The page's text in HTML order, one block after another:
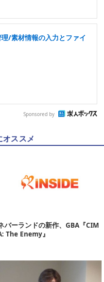
/素材情報の入力とファイ
Sponsored by
オススメ
バーランドの新作、GBA『CIM
The Enemy』